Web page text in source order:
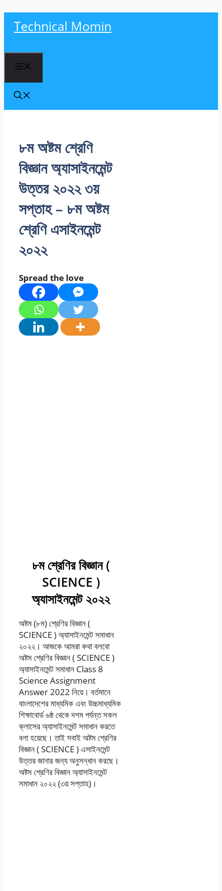
Technical Momin
৮ম অষ্টম শ্রেণি
বিজ্ঞান অ্যাসাইনমেন্ট
উত্তর ২০২২ ৩য়
সপ্তাহ – ৮ম অষ্টম
শ্রেণি এসাইনমেন্ট
২০২২
Spread the love
৮ম শ্রেণির বিজ্ঞান (
SCIENCE )
অ্যাসাইনমেন্ট ২০২২
অষ্টম (৮ম) শ্রেণির বিজ্ঞান (
SCIENCE ) অ্যাসাইনমেন্ট সমাধান
২০২২। আজকে আমরা কথা বলবো
অষ্টম শ্রেণির বিজ্ঞান ( SCIENCE )
অ্যাসাইনমেন্ট সমাধান Class 8
Science Assignment
Answer 2022 নিয়ে। বর্তমানে
বাংলাদেশের মাধ্যমিক এবং উচ্চমাধ্যমিক
শিক্ষাবোর্ড ৬ষ্ঠ থেকে দশম পর্যন্ত সকল
ক্লাসের অ্যাসাইনমেন্ট সমাধান করতে
বলা হয়েছে। তাই সবাই অষ্টম শ্রেণির
বিজ্ঞান ( SCIENCE ) এসাইনমেন্ট
উত্তর জানার জন্য অনুসন্ধান করছে।
অষ্টম শ্রেণির বিজ্ঞান অ্যাসাইনমেন্ট
সমাধান ২০২২ (৩য় সপ্তাহ)।